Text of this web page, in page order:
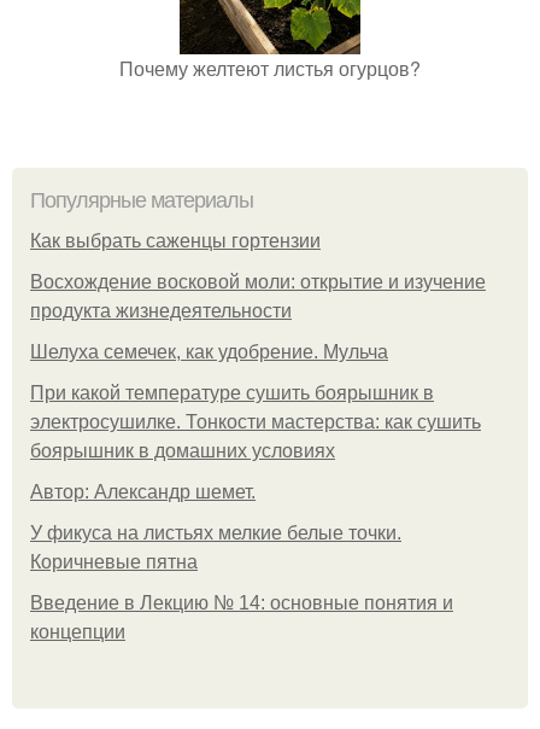
Почему желтеют листья огурцов?
Популярные материалы
Как выбрать саженцы гортензии
Восхождение восковой моли: открытие и изучение
продукта жизнедеятельности
Шелуха семечек, как удобрение. Мульча
При какой температуре сушить боярышник в
электросушилке. Тонкости мастерства: как сушить
боярышник в домашних условиях
Автор: Александр шемет.
У фикуса на листьях мелкие белые точки.
Коричневые пятна
Введение в Лекцию № 14: основные понятия и
концепции